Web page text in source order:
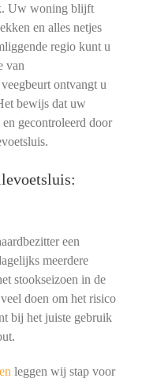
Uw woning blijft
en alles netjes
regio kunt u
van
ontvangt u
bewijs dat uw
gecontroleerd door
een
meerdere
stookseizoen in de
doen om het risico
bij het juiste gebruik
leggen wij stap voor